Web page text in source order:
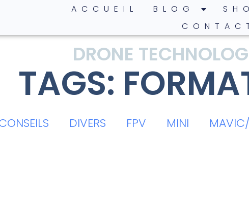
ACCUEIL BLOG
DRONE
TAGS:
DIVERS FPV MINI